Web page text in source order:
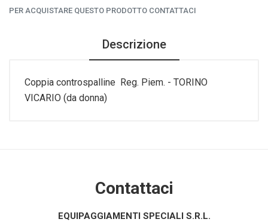
PER ACQUISTARE QUESTO PRODOTTO CONTATTACI
Descrizione
Coppia controspalline Reg. Piem. - TORINO
VICARIO (da donna)
Contattaci
EQUIPAGGIAMENTI SPECIALI S.R.L.